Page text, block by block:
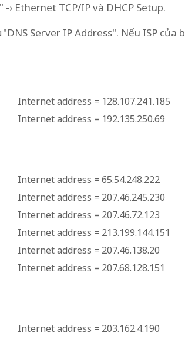
Ethernet TCP/IP và DHCP Setup.
Server IP Address". Nếu ISP của
Internet address = 128.107.241.185
Internet address = 192.135.250.69
Internet address = 65.54.248.222
Internet address = 207.46.245.230
Internet address = 207.46.72.123
Internet address = 213.199.144.151
Internet address = 207.46.138.20
Internet address = 207.68.128.151
Internet address = 203.162.4.190